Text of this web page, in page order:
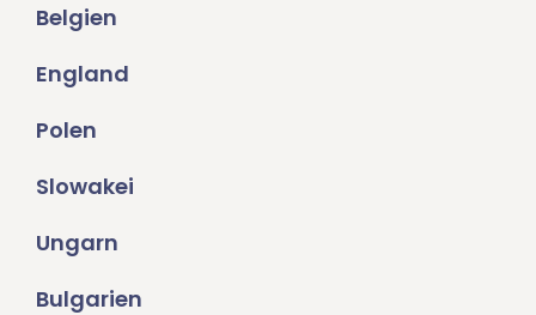
Belgien
England
Polen
Slowakei
Ungarn
Bulgarien